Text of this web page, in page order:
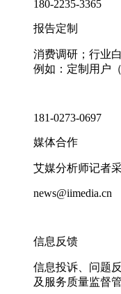
180-2235-3365
报告定制
消费调研；行业
例如：定制用户
181-0273-0697
媒体合作
艾媒分析师记者
news@iimedia.cn
信息反馈
信息投诉、问题
及服务质量监督管